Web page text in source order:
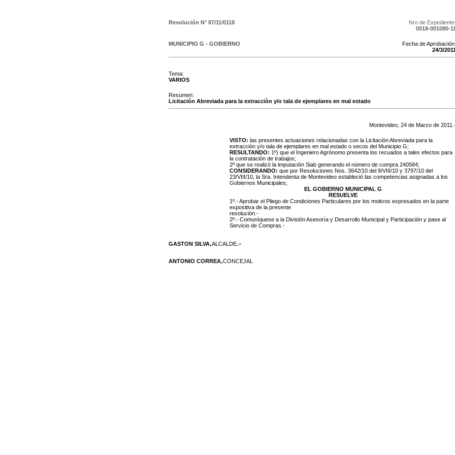
Resolución N° 87/11/0118
Nro de Expediente:
0018-001080-11
MUNICIPIO G - GOBIERNO
Fecha de Aprobación:
24/3/
Tema:
VARIOS
Resumen:
Licitación Abreviada para la extracciòn y/o tala de ejemplares en mal estado
Montevideo, 24 de Marzo de 2011
VISTO: las presentes actuaciones relacionadas con la Licitaciòn Abreviada para la
extracciòn y/o tala de ejemplares en mal estado o secos del Municipio G;
RESULTANDO: 1º) que el Ingeniero Agrònomo presenta los recuados a tales efectos para
la contrataciòn de trabajos;
2º que se realizó la imputaciòn Siab generando el nùmero de compra 240584;
CONSIDERANDO: que por Resoluciones Nos. 3642/10 del 9/VIII/10 y 3797/10 del
23/VIII/10, la Sra. Intendenta de Montevideo estableció las competencias asignadas a los
Gobiernos Municipales;
EL GOBIERNO MUNICIPAL G
RESUELVE
1º.- Aprobar el Pliego de Condiciones Particulares por los moitvos expresados en la parte
expositiva de la presente
resoluciòn.-
2º.- Comuníquese a la División Asesoría y Desarrollo Municipal y Participación y pase al
Servicio de Compras.-
GASTON SILVA,ALCALDE.-
ANTONIO CORREA,CONCEJAL